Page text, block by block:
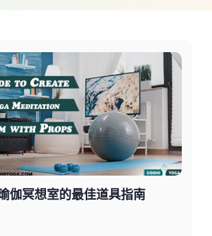
伽冥想室的最佳道具指南